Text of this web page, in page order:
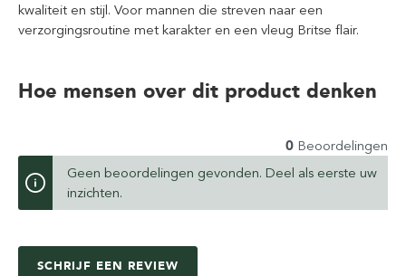
kwaliteit en stijl. Voor mannen die streven naar een
verzorgingsroutine met karakter en een vleug Britse flair.
Hoe mensen over dit product denken
0 Beoordelingen
Geen beoordelingen gevonden. Deel als eerste uw
inzichten.
SCHRIJF EEN REVIEW